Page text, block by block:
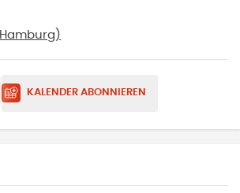
Hamburg )
KALENDER ABONNIEREN